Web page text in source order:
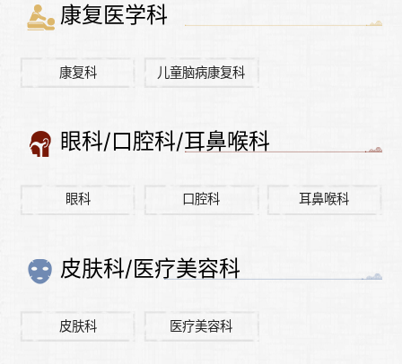
康复医学科
康复科 儿童脑病康复科
眼科/口腔科/耳鼻喉科
眼科 口腔科 耳鼻喉科
皮肤科/医疗美容科
皮肤科 医疗美容科